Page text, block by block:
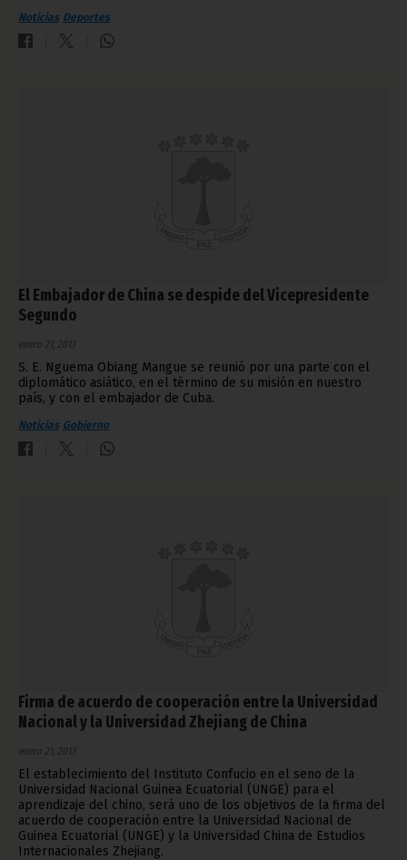
Noticias Deportes
El Embajador de China se despide del Vicepresidente
Segundo
enero 21, 2013
S. E. Nguema Obiang Mangue se reunió por una parte con el
diplomático asiático, en el término de su misión en nuestro
país, y con el embajador de Cuba.
Noticias Gobierno
Firma de acuerdo de cooperación entre la Universidad
Nacional y la Universidad Zhejiang de China
enero 21, 2013
El establecimiento del Instituto Confucio en el seno de la
Universidad Nacional Guinea Ecuatorial (UNGE) para el
aprendizaje del chino, será uno de los objetivos de la firma del
acuerdo de cooperación entre la Universidad Nacional de
Guinea Ecuatorial (UNGE) y la Universidad China de Estudios
Internacionales Zhejiang.